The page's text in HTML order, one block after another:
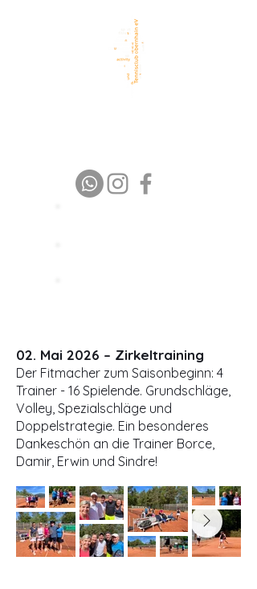
02. Mai 2026 – Zirkeltraining
Der Fitmacher zum Saisonbeginn: 4
Trainer - 16 Spielende. Grundschläge,
Volley, Spezialschläge und
Doppelstrategie. Ein besonderes
Dankeschön an die Trainer Borce,
Damir, Erwin und Sindre!